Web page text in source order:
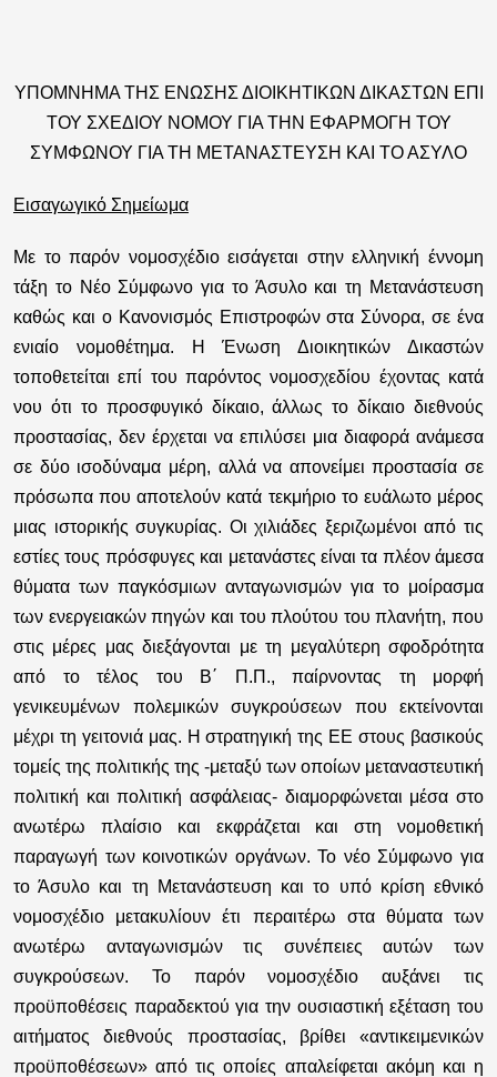
ΥΠΟΜΝΗΜΑ ΤΗΣ ΕΝΩΣΗΣ ΔΙΟΙΚΗΤΙΚΩΝ ΔΙΚΑΣΤΩΝ ΕΠΙ
ΤΟΥ ΣΧΕΔΙΟΥ ΝΟΜΟΥ ΓΙΑ ΤΗΝ ΕΦΑΡΜΟΓΗ ΤΟΥ
ΣΥΜΦΩΝΟΥ ΓΙΑ ΤΗ ΜΕΤΑΝΑΣΤΕΥΣΗ ΚΑΙ ΤΟ ΑΣΥΛΟ
Εισαγωγικό Σημείωμα
Με το παρόν νομοσχέδιο εισάγεται στην ελληνική έννομη
τάξη το Νέο Σύμφωνο για το Άσυλο και τη Μετανάστευση
καθώς και ο Κανονισμός Επιστροφών στα Σύνορα, σε ένα
ενιαίο νομοθέτημα. Η Ένωση Διοικητικών Δικαστών
τοποθετείται επί του παρόντος νομοσχεδίου έχοντας κατά
νου ότι το προσφυγικό δίκαιο, άλλως το δίκαιο διεθνούς
προστασίας, δεν έρχεται να επιλύσει μια διαφορά ανάμεσα
σε δύο ισοδύναμα μέρη, αλλά να απονείμει προστασία σε
πρόσωπα που αποτελούν κατά τεκμήριο το ευάλωτο μέρος
μιας ιστορικής συγκυρίας. Οι χιλιάδες ξεριζωμένοι από τις
εστίες τους πρόσφυγες και μετανάστες είναι τα πλέον άμεσα
θύματα των παγκόσμιων ανταγωνισμών για το μοίρασμα
των ενεργειακών πηγών και του πλούτου του πλανήτη, που
στις μέρες μας διεξάγονται με τη μεγαλύτερη σφοδρότητα
από το τέλος του Β΄ Π.Π., παίρνοντας τη μορφή
γενικευμένων πολεμικών συγκρούσεων που εκτείνονται
μέχρι τη γειτονιά μας. Η στρατηγική της ΕΕ στους βασικούς
τομείς της πολιτικής της -μεταξύ των οποίων μεταναστευτική
πολιτική και πολιτική ασφάλειας- διαμορφώνεται μέσα στο
ανωτέρω πλαίσιο και εκφράζεται και στη νομοθετική
παραγωγή των κοινοτικών οργάνων. Το νέο Σύμφωνο για
το Άσυλο και τη Μετανάστευση και το υπό κρίση εθνικό
νομοσχέδιο μετακυλίουν έτι περαιτέρω στα θύματα των
ανωτέρω ανταγωνισμών τις συνέπειες αυτών των
συγκρούσεων. Το παρόν νομοσχέδιο αυξάνει τις
προϋποθέσεις παραδεκτού για την ουσιαστική εξέταση του
αιτήματος διεθνούς προστασίας, βρίθει «αντικειμενικών
προϋποθέσεων» από τις οποίες απαλείφεται ακόμη και η